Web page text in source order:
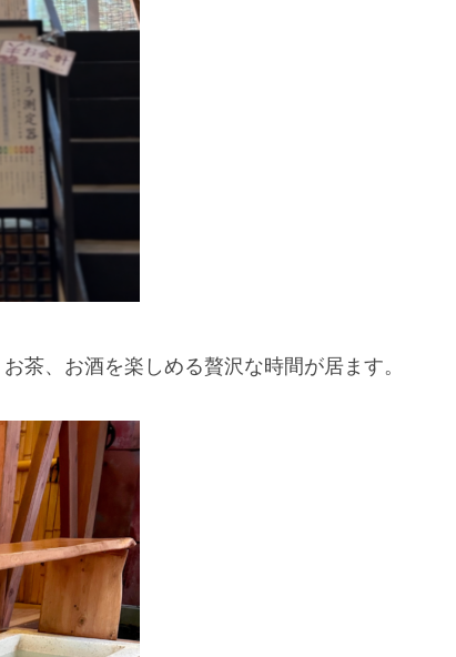
茶、お酒を楽しめる贅沢な時間が居ます。